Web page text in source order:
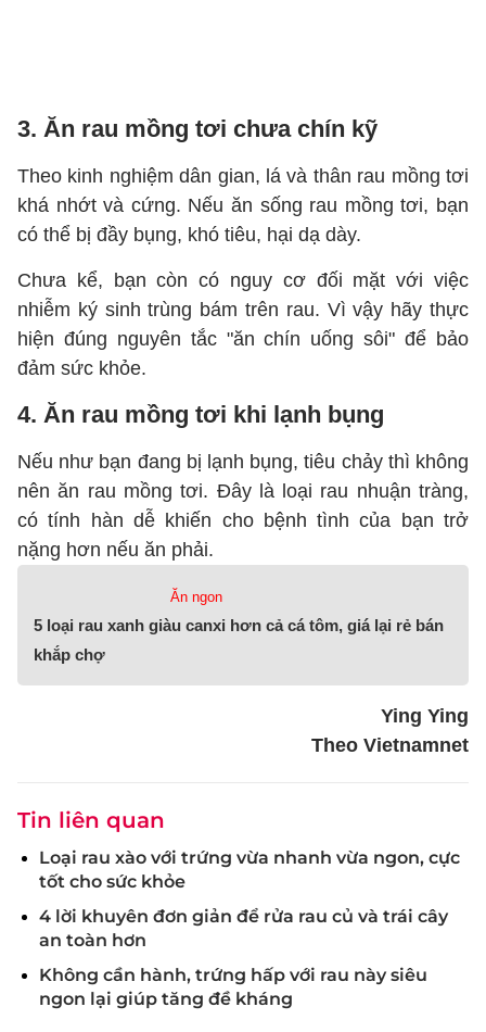
3. Ăn rau mồng tơi chưa chín kỹ
Theo kinh nghiệm dân gian, lá và thân rau mồng tơi
khá nhớt và cứng. Nếu ăn sống rau mồng tơi, bạn
có thể bị đầy bụng, khó tiêu, hại dạ dày.
Chưa kể, bạn còn có nguy cơ đối mặt với việc
nhiễm ký sinh trùng bám trên rau. Vì vậy hãy thực
hiện đúng nguyên tắc "ăn chín uống sôi" để bảo
đảm sức khỏe.
4. Ăn rau mồng tơi khi lạnh bụng
Nếu như bạn đang bị lạnh bụng, tiêu chảy thì không
nên ăn rau mồng tơi. Đây là loại rau nhuận tràng,
có tính hàn dễ khiến cho bệnh tình của bạn trở
nặng hơn nếu ăn phải.
Ăn ngon
5 loại rau xanh giàu canxi hơn cả cá tôm, giá lại rẻ bán
khắp chợ
Ying Ying
Theo Vietnamnet
Tin liên quan
Loại rau xào với trứng vừa nhanh vừa ngon, cực
tốt cho sức khỏe
4 lời khuyên đơn giản để rửa rau củ và trái cây
an toàn hơn
Không cần hành, trứng hấp với rau này siêu
ngon lại giúp tăng đề kháng